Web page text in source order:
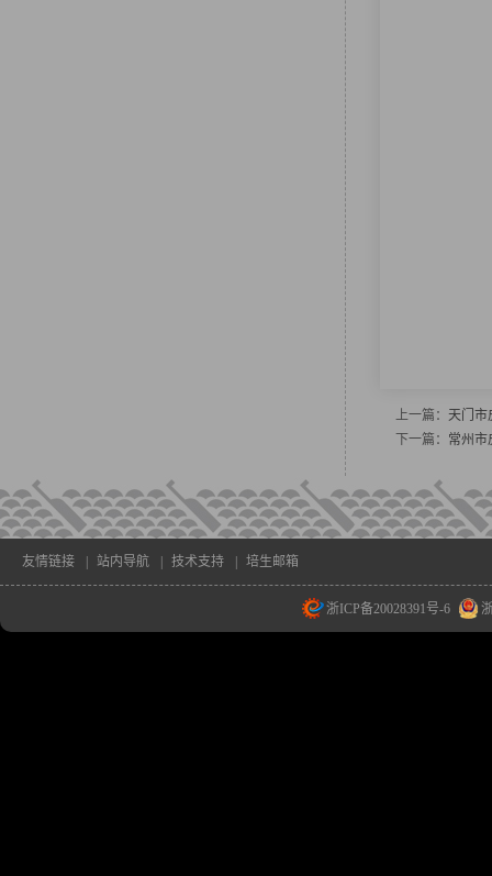
上一篇： 天门市
下一篇： 常州市
友情链接 站内导航 技术支持 培生邮箱
浙ICP备20028391号-6